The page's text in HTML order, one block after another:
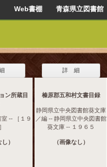
Web書棚 青森県立図書館
ン所蔵目
-- ［１９
）
詳 細
榛原郡五和村文書目録
静岡県立中央図書館葵文庫
／編 -- 静岡県立中央図書館
葵文庫 -- １９６５
（画像なし）